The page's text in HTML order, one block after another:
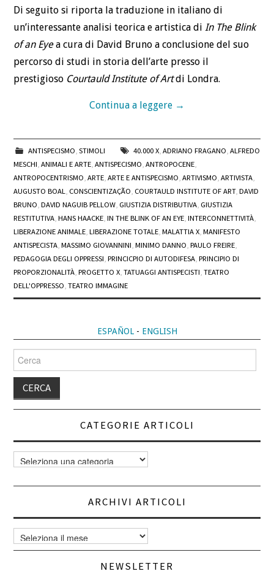
Di seguito si riporta la traduzione in italiano di
un’interessante analisi teorica e artistica diIn The Blink
of an Eyea cura di David Bruno a conclusione del suo
percorso di studi in storia dell’arte presso il
prestigioso Courtauld Institute of Artdi Londra.
Continua a leggere →
ANTISPECISMO, STIMOLI 40.000 X, ADRIANO FRAGANO, ALFREDO
MESCHI,ANIMALI E ARTE,ANTISPECISMO,ANTROPOCENE,
ANTROPOCENTRISMO,ARTE,ARTE E ANTISPECISMO,ARTIVISMO,ARTIVISTA,
AUGUSTO BOAL, CONSCIENTIZAÇÃO, COURTAULD INSTITUTE OF ART,DAVID
BRUNO,DAVID NAGUIB PELLOW, GIUSTIZIA DISTRIBUTIVA, GIUSTIZIA
RESTITUTIVA,HANS HAACKE,IN THE BLINK OF AN EYE,INTERCONNETTIVITÀ,
LIBERAZIONE ANIMALE,LIBERAZIONE TOTALE,MALATTIA X,MANIFESTO
ANTISPECISTA,MASSIMO GIOVANNINI,MINIMO DANNO,PAULO FREIRE,
PEDAGOGIA DEGLI OPPRESSI,PRINCICPIO DI AUTODIFESA,PRINCIPIO DI
PROPORZIONALITÀ,PROGETTO X,TATUAGGI ANTISPECISTI,TEATRO
DELL'OPPRESSO,TEATRO IMMAGINE
ESPAÑOL- ENGLISH
Cerca
per:
CATEGORIE ARTICOLI
Categorie
articoli
ARCHIVI ARTICOLI
Archivi
articoli
NEWSLETTER